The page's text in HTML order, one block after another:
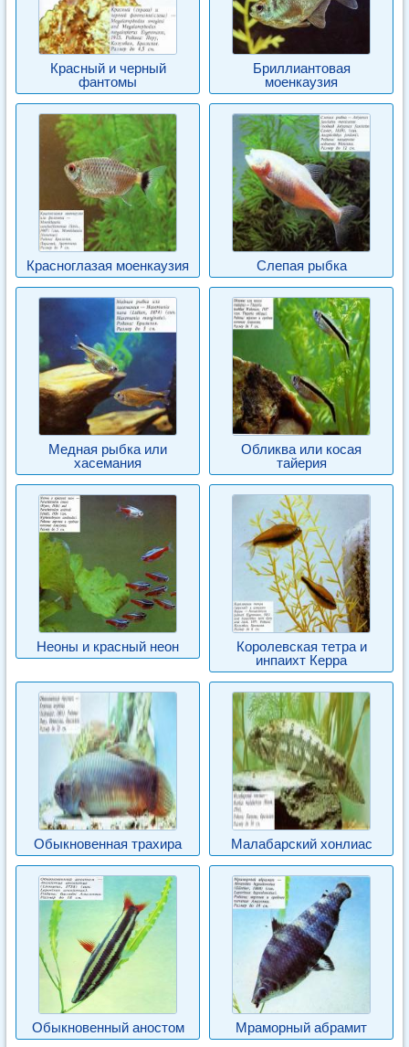
Красный и черный
фантомы
Бриллиантовая
моенкаузия
Красноглазая моенкаузия Слепая рыбка
Медная рыбка или
хасемания
Обликва или косая
тайерия
Неоны и красный неон
Королевская тетра и
инпаихт Керра
Обыкновенная трахира Малабарский хонлиас
Обыкновенный аностом Мраморный абрамит